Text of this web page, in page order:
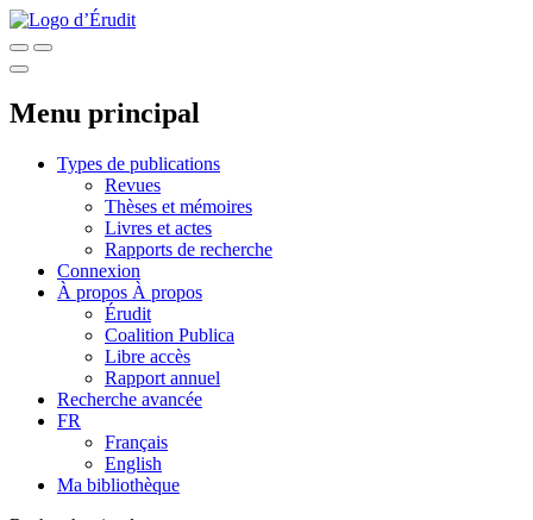
Menu principal
Types de publications
Revues
Thèses et mémoires
Livres et actes
Rapports de recherche
Connexion
À propos À propos
Érudit
Coalition Publica
Libre accès
Rapport annuel
Recherche avancée
FR
Français
English
Ma bibliothèque